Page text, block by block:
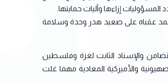
إزاءها وآليات حمايتها.
عقباه على صعيد هدر وحدة وسلامة
والإسناد الثابت لغزة وفلسطين
والأميركية المعادية مهما غلت